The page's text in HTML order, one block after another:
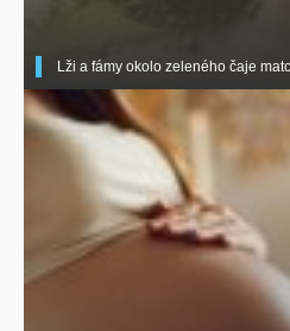
Lži a fámy okolo zeleného čaje